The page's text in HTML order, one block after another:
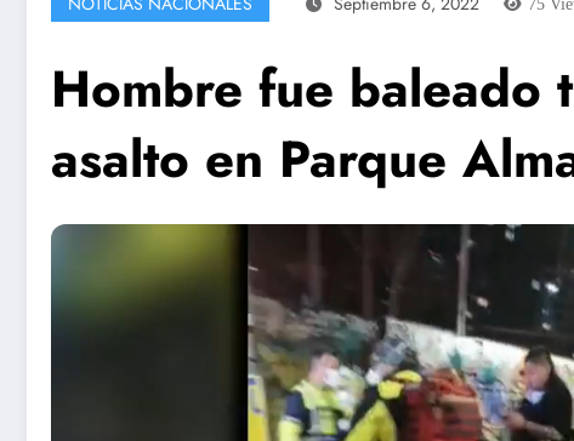
75
Hombre fue baleado
asalto en Parque